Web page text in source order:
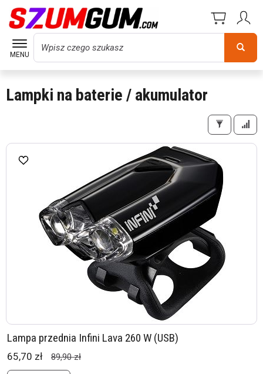
MENU
Wyszukaj
Lampki na baterie / akumulator
Lampa przednia Infini Lava 260 W (USB)
65,70 zł 89,90 zł